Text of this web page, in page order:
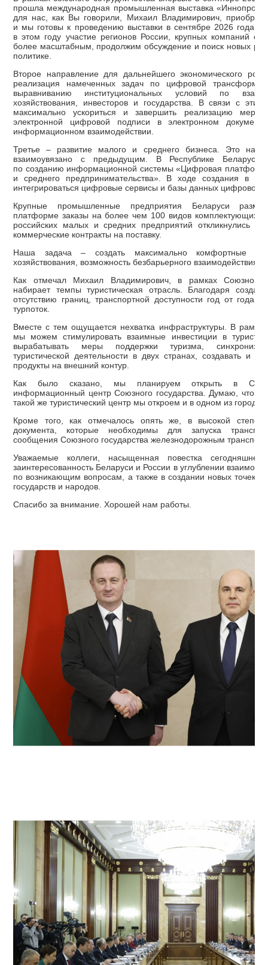
прошла международная промышленная выставка «Иннопром
для нас, как Вы говорили, Михаил Владимирович,
и мы готовы к проведению выставки в сентябре 2026 года
в этом году участие регионов России, крупных компаний
более масштабным, продолжим обсуждение и поиск новых
политике.
Второе направление для дальнейшего экономического
реализация намеченных задач по цифровой
выравниванию институциональных условий по
хозяйствования, инвесторов и государства. В связи с
максимально ускориться и завершить реализацию
электронной цифровой подписи в электронном
информационном взаимодействии.
Третье – развитие малого и среднего бизнеса. Это
взаимоувязано с предыдущим. В Республике Беларусь
по созданию информационной системы «Цифровая
и среднего предпринимательства». В ходе создания в
интегрироваться цифровые сервисы и базы данных
Крупные промышленные предприятия Беларуси
платформе заказы на более чем 100 видов комплектующих
российских малых и средних предприятий откликнулись
коммерческие контракты на поставку.
Наша задача – создать максимально комфортные
хозяйствования, возможность безбарьерного взаимодействия
Как отмечал Михаил Владимирович, в рамках Союзного
набирает темпы туристическая отрасль. Благодаря
отсутствию границ, транспортной доступности год от года
турпоток.
Вместе с тем ощущается нехватка инфраструктуры. В рамках
мы можем стимулировать взаимные инвестиции в
вырабатывать меры поддержки туризма,
туристической деятельности в двух странах, создавать и
продукты на внешний контур.
Как было сказано, мы планируем открыть в
информационный центр Союзного государства. Думаю, что в
такой же туристический центр мы откроем и в одном из
Кроме того, как отмечалось опять же, в высокой
документа, которые необходимы для запуска
сообщения Союзного государства железнодорожным
Уважаемые коллеги, насыщенная повестка
заинтересованность Беларуси и России в углублении
по возникающим вопросам, а также в создании новых точек
государств и народов.
Спасибо за внимание. Хорошей нам работы.